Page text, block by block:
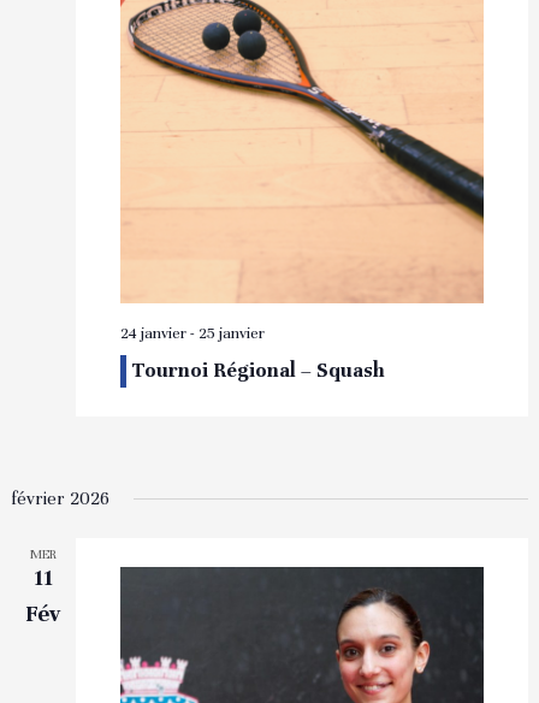
24 janvier- 25 janvier
Tournoi Régional – Squash
février 2026
MER
11
Fév